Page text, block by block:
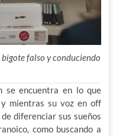
falso y conduciendo
se encuentra en lo que
y mientras su voz en off
diferenciar sus sueños
como buscando a